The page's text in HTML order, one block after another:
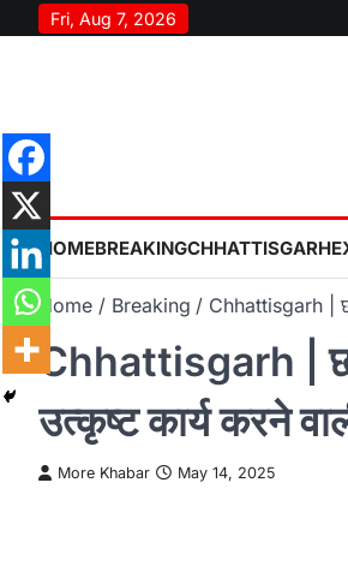
to
Fri, Aug 7, 2026
HOMEBREAKINGCHHATTISGARH
Home Breaking Chhattisgarh |
Chhattisgarh |
उत्कृष्ट कार्य करने
More Khabar May 14, 2025